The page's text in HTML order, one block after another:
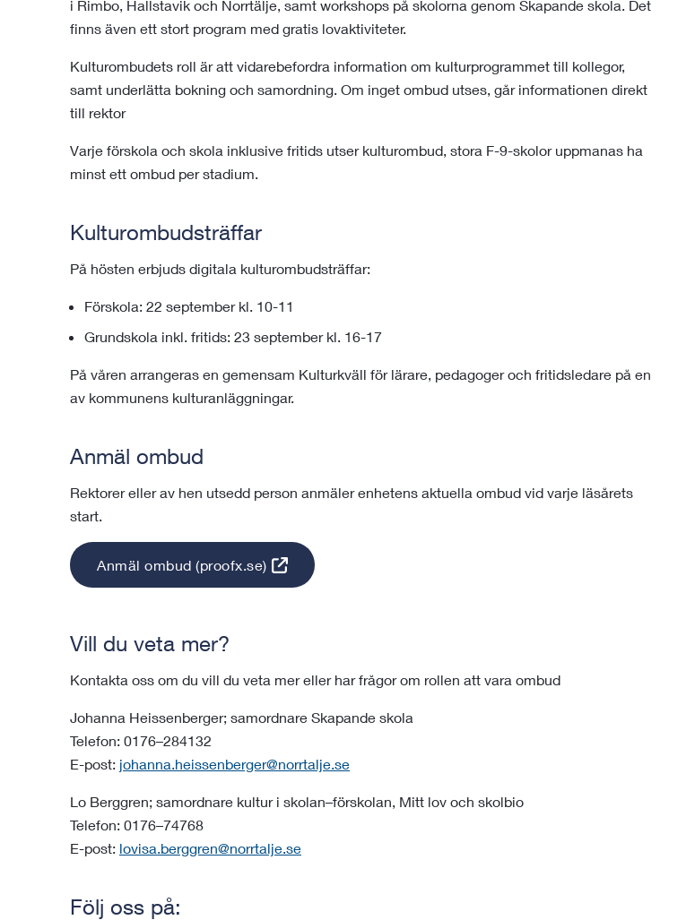
i Rimbo, Hallstavik och Norrtälje, samt workshops på skolorna genom Skapande skola. Det
finns även ett stort program med gratis lovaktiviteter.
Kulturombudets roll är att vidarebefordra information om kulturprogrammet till kollegor,
samt underlätta bokning och samordning. Om inget ombud utses, går informationen direkt
till rektor
Varje förskola och skola inklusive fritids utser kulturombud, stora F-9-skolor uppmanas ha
minst ett ombud per stadium.
Kulturombudsträffar
På hösten erbjuds digitala kulturombudsträffar:
Förskola: 22 september kl. 10-11
Grundskola inkl. fritids: 23 september kl. 16-17
På våren arrangeras en gemensam Kulturkväll för lärare, pedagoger och fritidsledare på en
av kommunens kulturanläggningar.
Anmäl ombud
Rektorer eller av hen utsedd person anmäler enhetens aktuella ombud vid varje läsårets
start.
Anmäl ombud (proofx.se)
Vill du veta mer?
Kontakta oss om du vill du veta mer eller har frågor om rollen att vara ombud
Johanna Heissenberger; samordnare Skapande skola
Telefon: 0176–284132
E-post: johanna.heissenberger@norrtalje.se
Lo Berggren; samordnare kultur i skolan–förskolan, Mitt lov och skolbio
Telefon: 0176–74768
E-post: lovisa.berggren@norrtalje.se
Följ oss på: